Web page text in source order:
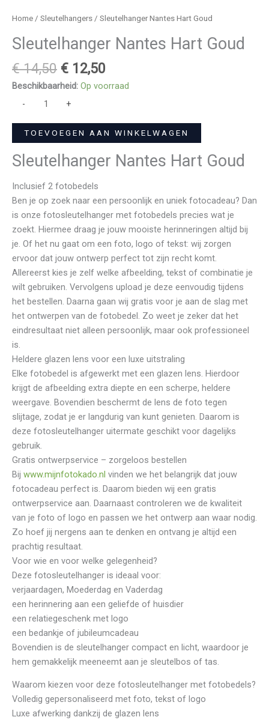
Home / Sleutelhangers / Sleutelhanger Nantes Hart Goud
Sleutelhanger Nantes Hart Goud
€14,50 € 12,50
Beschikbaarheid: Op voorraad
-
+
TOEVOEGEN AAN WINKELWAGEN
Sleutelhanger Nantes Hart Goud
Inclusief 2 fotobedels
Ben je op zoek naar een persoonlijk en uniek fotocadeau? Dan
is onze fotosleutelhanger met fotobedels precies wat je
zoekt. Hiermee draag je jouw mooiste herinneringen altijd bij
je. Of het nu gaat om een foto, logo of tekst: wij zorgen
ervoor dat jouw ontwerp perfect tot zijn recht komt.
Allereerst kies je zelf welke afbeelding, tekst of combinatie je
wilt gebruiken. Vervolgens upload je deze eenvoudig tijdens
het bestellen. Daarna gaan wij gratis voor je aan de slag met
het ontwerpen van de fotobedel. Zo weet je zeker dat het
eindresultaat niet alleen persoonlijk, maar ook professioneel
is.
Heldere glazen lens voor een luxe uitstraling
Elke fotobedel is afgewerkt met een glazen lens. Hierdoor
krijgt de afbeelding extra diepte en een scherpe, heldere
weergave. Bovendien beschermt de lens de foto tegen
slijtage, zodat je er langdurig van kunt genieten. Daarom is
deze fotosleutelhanger uitermate geschikt voor dagelijks
gebruik.
Gratis ontwerpservice – zorgeloos bestellen
Bij www.mijnfotokado.nl vinden we het belangrijk dat jouw
fotocadeau perfect is. Daarom bieden wij een gratis
ontwerpservice aan. Daarnaast controleren we de kwaliteit
van je foto of logo en passen we het ontwerp aan waar nodig.
Zo hoef jij nergens aan te denken en ontvang je altijd een
prachtig resultaat.
Voor wie en voor welke gelegenheid?
Deze fotosleutelhanger is ideaal voor:
verjaardagen, Moederdag en Vaderdag
een herinnering aan een geliefde of huisdier
een relatiegeschenk met logo
een bedankje of jubileumcadeau
Bovendien is de sleutelhanger compact en licht, waardoor je
hem gemakkelijk meeneemt aan je sleutelbos of tas.
Waarom kiezen voor deze fotosleutelhanger met fotobedels?
Volledig gepersonaliseerd met foto, tekst of logo
Luxe afwerking dankzij de glazen lens